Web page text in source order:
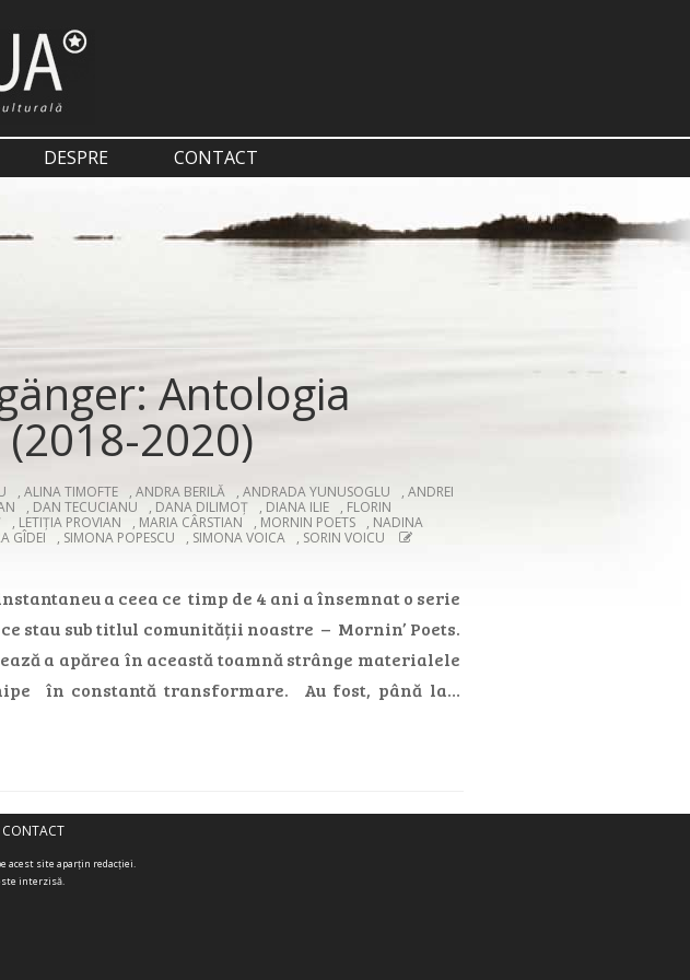
DESPRE CONTACT
Antologia
(2018-2020)
, ALINA TIMOFTE , ANDRA BERILĂ , ANDRADA YUNUSOGLU , ANDREI
, DAN TECUCIANU , DANA DILIMOȚ , DIANA ILIE , FLORIN
, LETIȚIA PROVIAN , MARIA CÂRSTIAN , MORNIN POETS , NADINA
GÎDEI , SIMONA POPESCU , SIMONA VOICA , SORIN VOICU
a ceea ce timp de 4 ani a însemnat o serie
stau sub titlul comunității noastre – Mornin’ Poets.
a apărea în această toamnă strânge materialele
în constantă transformare. Au fost, până la…
CONTACT
acest site aparţin redacţiei.
interzisă.